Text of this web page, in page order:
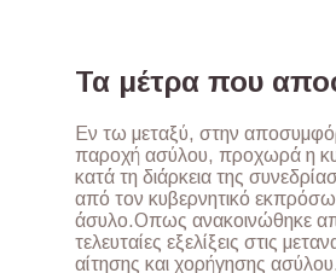
Τα μέτρα που
Εν τω μεταξύ, στην
παροχή ασύλου, προχωρά η
κατά τη διάρκεια της
από τον κυβερνητικό
άσυλο.Οπως ανακοινώθηκε
τελευταίες εξελίξεις στις
αίτησης και χορήγησης ασύλου.